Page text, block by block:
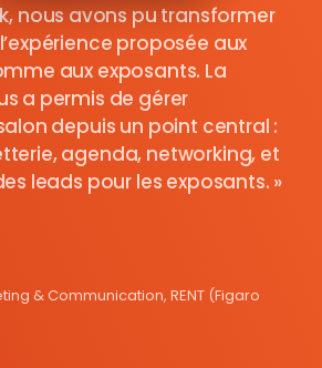
nous avons pu transformer
proposée aux
aux exposants. La
a permis de gérer
depuis un point central :
agenda, networking, et
leads pour les exposants.
& Communication, RENT (Figaro